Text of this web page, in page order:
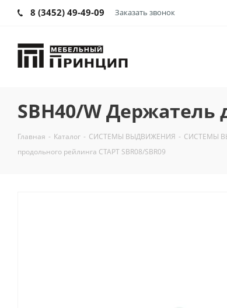
8 (3452) 49-49-09 Заказать звонок
SBH40/W Держатель
Главная - Каталог - СИСТЕМЫ ВЫДВИЖЕНИЯ - СИСТЕМЫ
продольного рейлинга СТАРТ SBR08/SBR09